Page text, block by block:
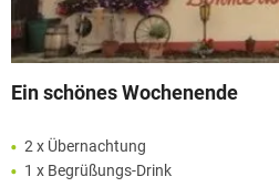
Ein schönes Wochenende
2 x Übernachtung
1 x Begrüßungs-Drink